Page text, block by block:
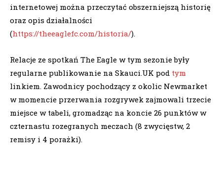
internetowej można przeczytać obszerniejszą historię
oraz opis działalności
(https://theeaglefc.com/historia/).
Relacje ze spotkań The Eagle w tym sezonie były
regularne publikowanie na Skauci.UK pod tym
linkiem. Zawodnicy pochodzący z okolic Newmarket
w momencie przerwania rozgrywek zajmowali trzecie
miejsce w tabeli, gromadząc na koncie 26 punktów w
czternastu rozegranych meczach (8 zwycięstw, 2
remisy i 4 porażki).